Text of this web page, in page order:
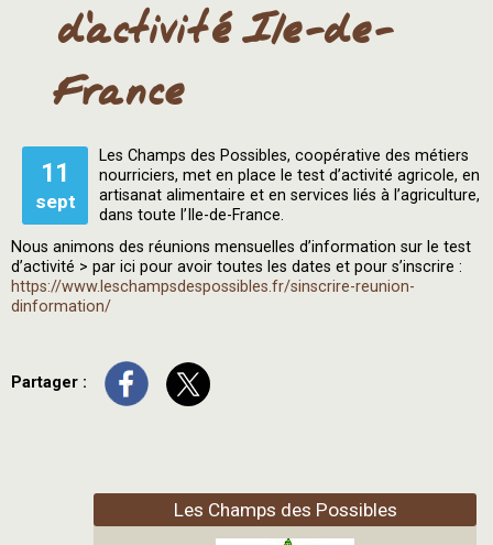
d'activité Ile-de-
France
11
sept
Les Champs des Possibles, coopérative des métiers
nourriciers, met en place le test d’activité agricole, en
artisanat alimentaire et en services liés à l’agriculture,
dans toute l’Ile-de-France.
Nous animons des réunions mensuelles d’information sur le test
d’activité > par ici pour avoir toutes les dates et pour s’inscrire :
https://www.leschampsdespossibles.fr/sinscrire-reunion-
dinformation/
Partager :
Les Champs des Possibles